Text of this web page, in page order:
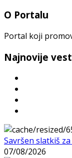
O Portalu
Portal koji
Najnovije
Savršen slatkiš
07/08/2026